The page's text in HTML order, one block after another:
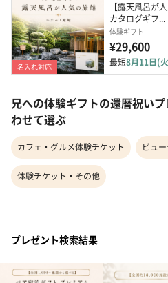
名入れ対応
【露天風呂が
カタログギフ...
体験ギフト
¥29,600
最短8月11日(
兄への体験ギフトの還暦祝い
わせて選ぶ
カフェ・グルメ体験チケット ビュ
体験チケット・その他
プレゼント検索結果